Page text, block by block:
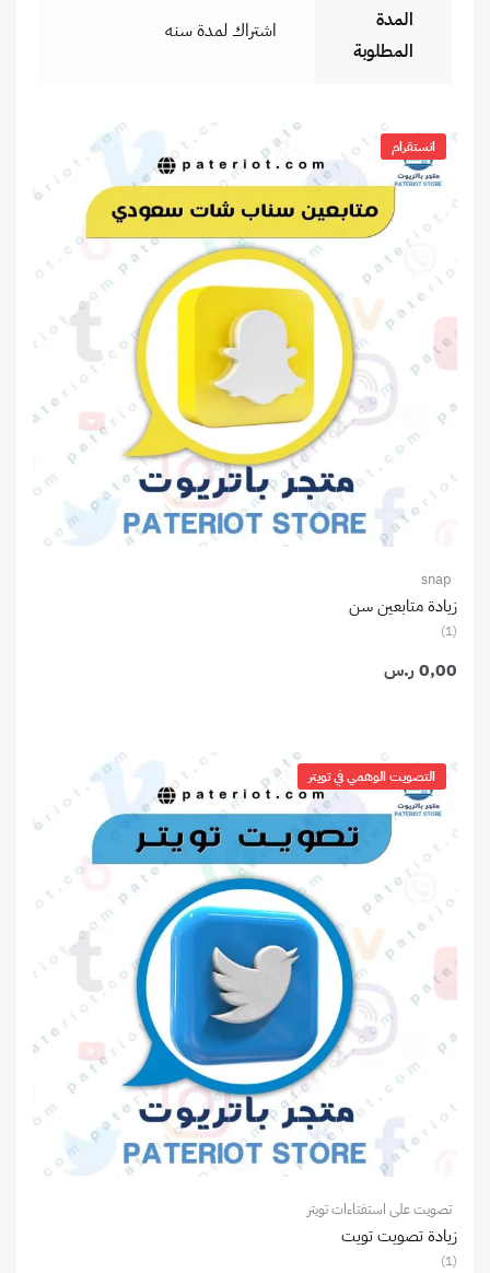
المدة
المطلوبة
اشتراك لمدة سنه
انستقرام
snap
زيادة متابعين سن
(1)
0,00ر.س
التصويت الوهمي في تويتر
تصويت على استفتاءات تويتر
زيادة تصويت تويت
(1)